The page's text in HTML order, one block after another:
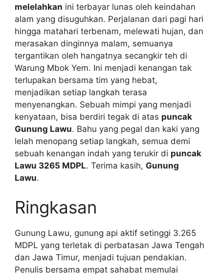
melelahkan ini terbayar lunas oleh keindahan
alam yang disuguhkan. Perjalanan dari pagi hari
hingga matahari terbenam, melewati hujan, dan
merasakan dinginnya malam, semuanya
tergantikan oleh hangatnya secangkir teh di
Warung Mbok Yem. Ini menjadi kenangan tak
terlupakan bersama tim yang hebat,
menjadikan setiap langkah terasa
menyenangkan. Sebuah mimpi yang menjadi
kenyataan, bisa berdiri tegak di atas puncak
Gunung Lawu. Bahu yang pegal dan kaki yang
lelah menopang setiap langkah, semua demi
sebuah kenangan indah yang terukir di puncak
Lawu 3265 MDPL. Terima kasih, Gunung
Lawu.
Ringkasan
Gunung Lawu, gunung api aktif setinggi 3.265
MDPL yang terletak di perbatasan Jawa Tengah
dan Jawa Timur, menjadi tujuan pendakian.
Penulis bersama empat sahabat memulai